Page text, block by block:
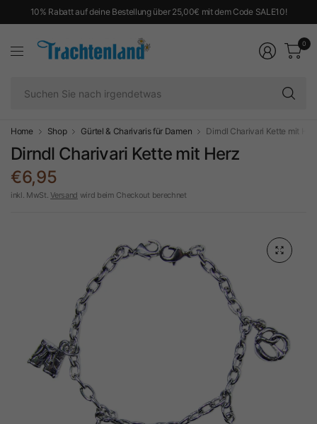
10% Rabatt auf deine Bestellung über 25,00€ mit dem Code SALE10!
0
Home Shop Gürtel & Charivaris für Damen Dirndl Charivari Kette mit
Dirndl Charivari Kette mit Herz
€6,95
inkl. MwSt.Versand wird beim Checkout berechnet